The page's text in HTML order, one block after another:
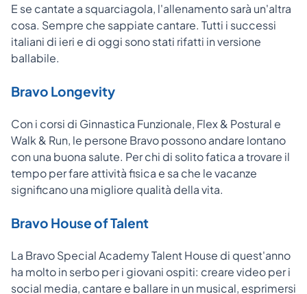
E se cantate a squarciagola, l'allenamento sarà un'altra
cosa. Sempre che sappiate cantare. Tutti i successi
italiani di ieri e di oggi sono stati rifatti in versione
ballabile.
Bravo Longevity
Con i corsi di Ginnastica Funzionale, Flex & Postural e
Walk & Run, le persone Bravo possono andare lontano
con una buona salute. Per chi di solito fatica a trovare il
tempo per fare attività fisica e sa che le vacanze
significano una migliore qualità della vita.
Bravo House of Talent
La Bravo Special Academy Talent House di quest'anno
ha molto in serbo per i giovani ospiti: creare video per i
social media, cantare e ballare in un musical, esprimersi